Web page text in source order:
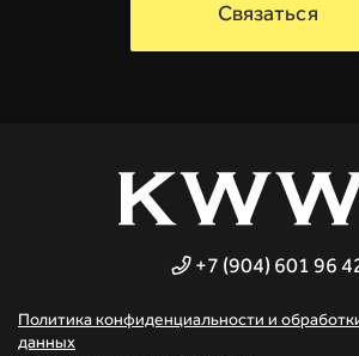
Связаться
+7 (904) 601 96
Политика конфиденциальности и
данных